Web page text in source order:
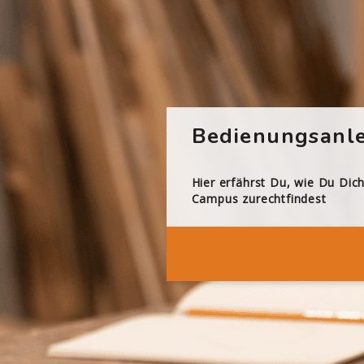
Hier erfährst Du, wie Du
Campus zurechtfindest